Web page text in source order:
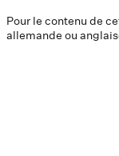
Pour le contenu de
allemande ou